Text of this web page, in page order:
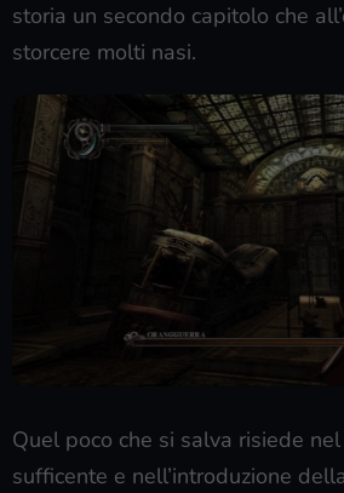
storia un secondo capitolo che
storcere molti nasi.
Quel poco che si salva risiede
sufficente e nell’introduzione